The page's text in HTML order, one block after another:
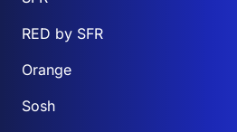
RED by SFR
Orange
Sosh